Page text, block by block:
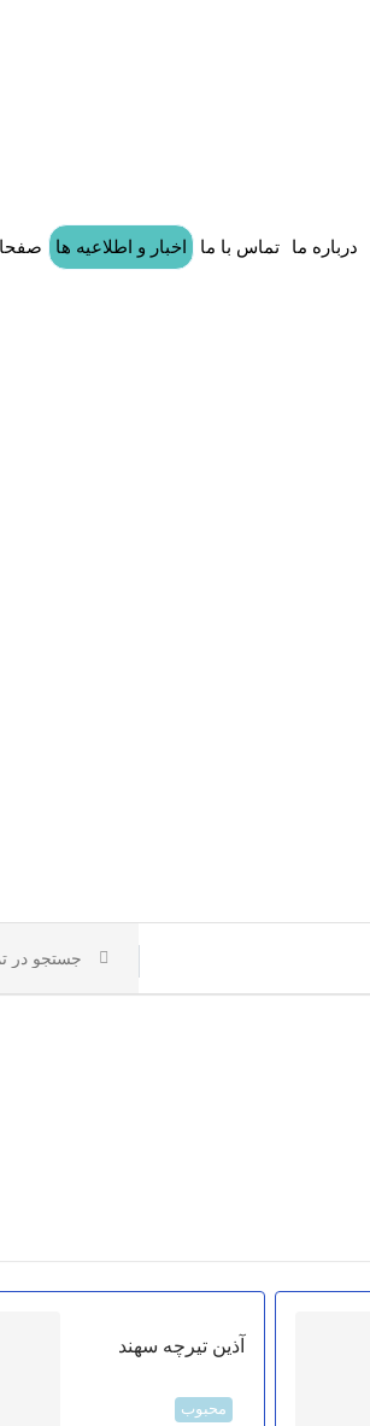
درباره ما تماس با ما اخبار و اطلاعیه ها
آذین تیرچه سهند
محبوب